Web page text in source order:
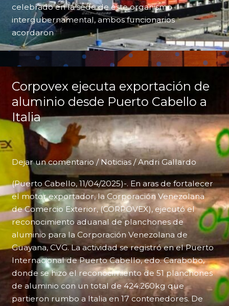
celebrado en la sede de este organismo
intergubernamental, ambos funcionarios
acordaron
Corpovex ejecuta exportación de
aluminio desde Puerto Cabello a
Italia
Dejar un comentario /Noticias /Andri Gallardo
(Puerto Cabello, 11/04/2025)-. En aras de fortalecer
el motor exportador, la Corporación Venezolana
de Comercio Exterior, (CORPOVEX), ejecutó el
reconocimiento aduanal de planchones de
aluminio para la Corporación Venezolana de
Guayana, CVG. La actividad se registró en el Puerto
Internacional de Puerto Cabello, edo. Carabobo,
donde se hizo el reconocimiento de 51 planchones
de aluminio con un total de 424.260kg que
partieron rumbo a Italia en 17 contenedores. De